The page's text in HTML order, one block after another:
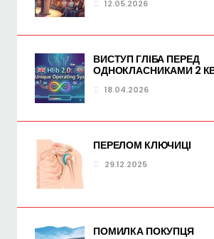
12.05.2026
ВИСТУП ГЛІБА ПЕРЕД
ОДНОКЛАСНИКАМИ 2
18.04.2026
ПЕРЕЛОМ КЛЮЧИЦІ
29.12.2025
ПОМИЛКА ПОКУПЦЯ